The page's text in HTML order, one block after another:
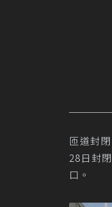
匝道封
28日封
口。